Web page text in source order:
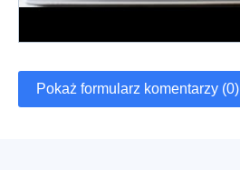
Pokaż formularz komentarzy (0)